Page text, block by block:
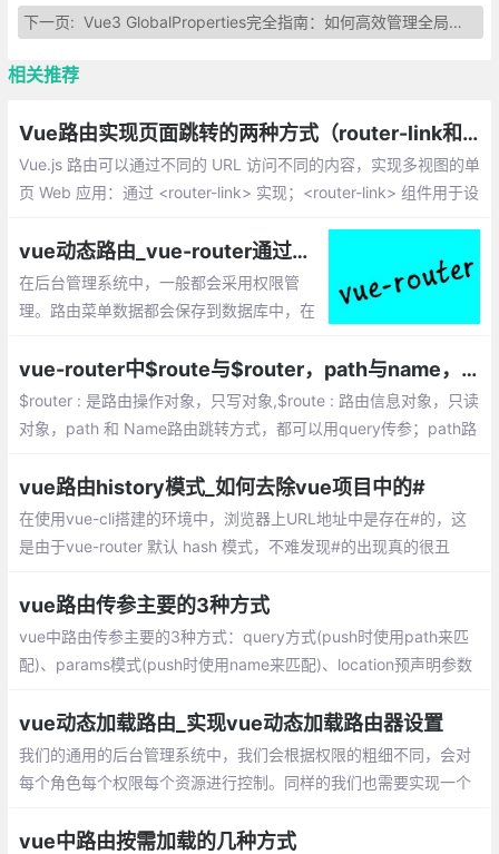
下一页:Vue3 GlobalProperties完全指南：如何高效管理全局属性和方法
相关推荐
Vue路由实现页面跳转的两种方式（router-link和JS）
Vue.js 路由可以通过不同的 URL 访问不同的内容，实现多视图的单
页 Web 应用：通过 <router-link> 实现；<router-link> 组件用于设
vue动态路由_vue-router通过接口请求动态生成路由的实现
在后台管理系统中，一般都会采用权限管
理。路由菜单数据都会保存到数据库中，在
outes(routes)方法，即可用它来实现动态路
由了
vue-router中$route与$router，path与name，params与query的区别梳理
$router : 是路由操作对象，只写对象,$route : 路由信息对象，只读
对象，path 和 Name路由跳转方式，都可以用query传参；path路
vue路由history模式_如何去除vue项目中的#
在使用vue-cli搭建的环境中，浏览器上URL地址中是存在#的，这
是由于vue-router 默认 hash 模式，不难发现#的出现真的很丑
vue路由传参主要的3种方式
vue中路由传参主要的3种方式：query方式(push时使用path来匹
配)、params模式(push时使用name来匹配)、location预声明参数
vue动态加载路由_实现vue动态加载路由器设置
我们的通用的后台管理系统中，我们会根据权限的粗细不同，会对
每个角色每个权限每个资源进行控制。同样的我们也需要实现一个
就不会涉及，当我接触的时候我们的后台接口是springcloud实现。
vue中路由按需加载的几种方式